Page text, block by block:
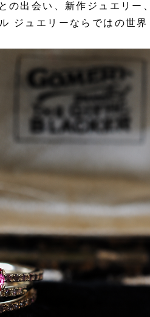
の出会い、新作ジュエリー、
ジュエリーならではの世界